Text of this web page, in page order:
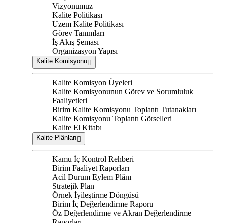
Vizyonumuz
Kalite Politikası
Uzem Kalite Politikası
Görev Tanımları
İş Akış Şeması
Organizasyon Yapısı
Kalite Komisyonu
Kalite Komisyon Üyeleri
Kalite Komisyonunun Görev ve Sorumluluk
Faaliyetleri
Birim Kalite Komisyonu Toplantı Tutanakları
Kalite Komisyonu Toplantı Görselleri
Kalite El Kitabı
Kalite Plânları
Kamu İç Kontrol Rehberi
Birim Faaliyet Raporları
Acil Durum Eylem Plânı
Stratejik Plan
Örnek İyileştirme Döngüsü
Birim İç Değerlendirme Raporu
Öz Değerlendirme ve Akran Değerlendirme